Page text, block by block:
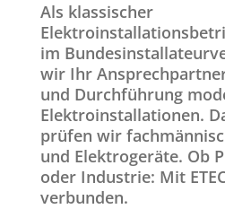
Als klassischer
im
wir Ihr
und Durchführung
Elektroinstallationen.
prüfen wir
und Elektrogeräte. Ob
oder Industrie: Mit
verbunden.